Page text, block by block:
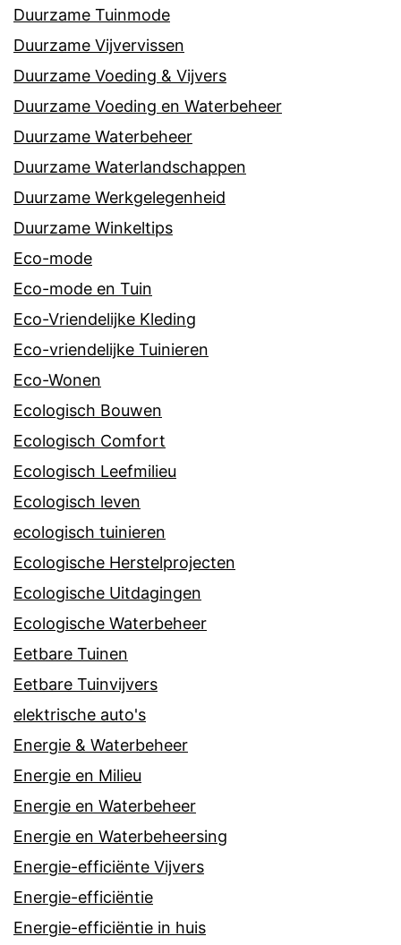
Duurzame Tuinmode
Duurzame Vijvervissen
Duurzame Voeding & Vijvers
Duurzame Voeding en Waterbeheer
Duurzame Waterbeheer
Duurzame Waterlandschappen
Duurzame Werkgelegenheid
Duurzame Winkeltips
Eco-mode
Eco-mode en Tuin
Eco-Vriendelijke Kleding
Eco-vriendelijke Tuinieren
Eco-Wonen
Ecologisch Bouwen
Ecologisch Comfort
Ecologisch Leefmilieu
Ecologisch leven
ecologisch tuinieren
Ecologische Herstelprojecten
Ecologische Uitdagingen
Ecologische Waterbeheer
Eetbare Tuinen
Eetbare Tuinvijvers
elektrische auto's
Energie & Waterbeheer
Energie en Milieu
Energie en Waterbeheer
Energie en Waterbeheersing
Energie-efficiënte Vijvers
Energie-efficiëntie
Energie-efficiëntie in huis